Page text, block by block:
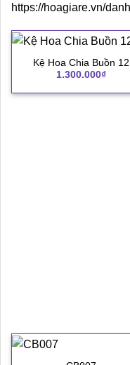
https://hoagiare.vn/
Kệ Hoa Chia Buồn 12
1.300.000₫